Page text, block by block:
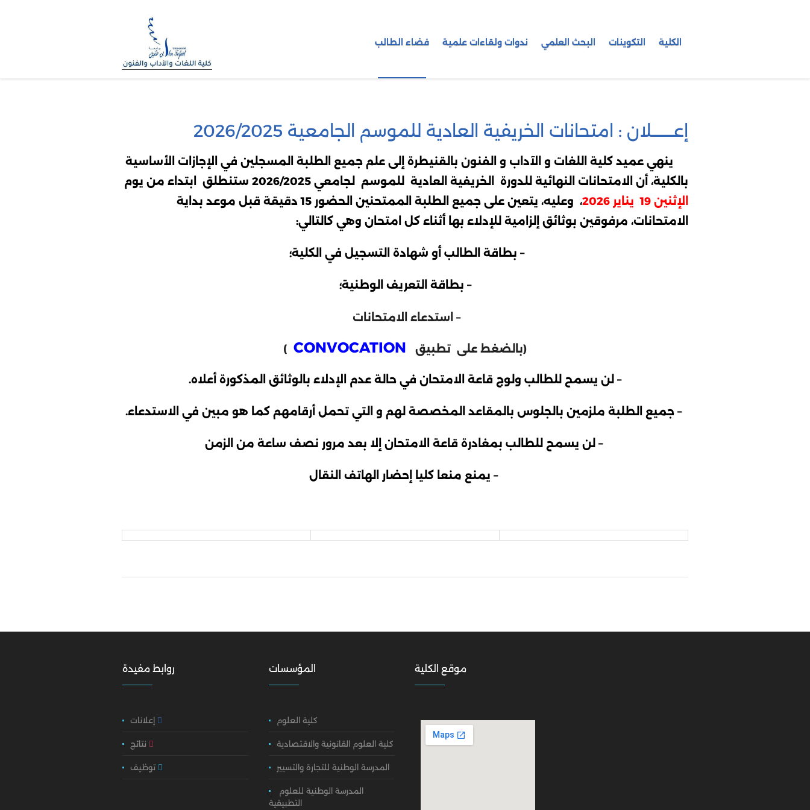
فضاء الطالب ندوات ولقاءات علمية البحث العلمي التكوينات الكلية
إعـــــــلان : امتحانات الخريفية العادية للموسم الجامعية 2026/2025
ينهي عميد كلية اللغات و الآداب و الفنون بالقنيطرة إلى علم جميع الطلبة المسجلين في الإجازات الأساسية
بالكلية، أن الامتحانات النهائية للدورة الخريفية العادية للموسم لجامعي 2026/2025 ستنطلق ابتداء من يوم
الإثنين 19 يناير 2026
، وعليه، يتعين على جميع الطلبة الممتحنين الحضور 15 دقيقة قبل موعد بداية
الامتحانات، مرفوقين بوثائق إلزامية للإدلاء بها أثناء كل امتحان وهي كالتالي:
– بطاقة الطالب أو شهادة التسجيل في الكلية؛
– بطاقة التعريف الوطنية؛
– استدعاء الامتحانات
(بالضغط على تطبيق CONVOCATION
)
– لن يسمح للطالب ولوج قاعة الامتحان في حالة عدم الإدلاء بالوثائق المذكورة أعلاه.
– جميع الطلبة ملزمين بالجلوس بالمقاعد المخصصة لهم و التي تحمل أرقامهم كما هو مبين في الاستدعاء.
– لن يسمح للطالب بمغادرة قاعة الامتحان إلا بعد مرور نصف ساعة من الزمن
– يمنع منعا كليا إحضار الهاتف النقال
روابط مفيدة
توظيف
المؤسسات
كلية العلوم
كلية العلوم القانونية والاقتصادية
المدرسة الوطنية للتجارة والتسيير
التطبيقية
موقع الكلية